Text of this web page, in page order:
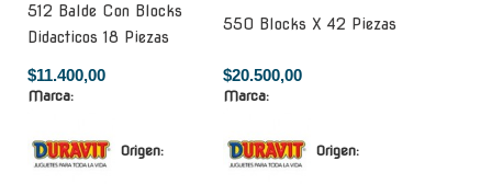
512 Balde Con Blocks
Didacticos 18 Piezas
$11.400,00
Marca:
Origen:
550 Blocks X 42 Piezas
$20.500,00
Marca:
Origen: